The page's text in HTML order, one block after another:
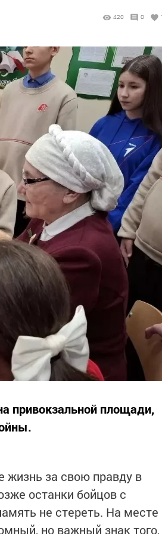
420 0
привокзальной площади,
жизнь за свою правду в
останки бойцов с
не стереть. На месте
но важный знак того,